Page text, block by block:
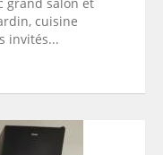
cuisine
invités...